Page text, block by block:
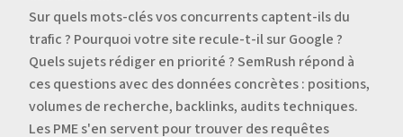
Sur quels mots-clés vos concurrents captent-ils du
trafic ? Pourquoi votre site recule-t-il sur Google ?
Quels sujets rédiger en priorité ? SemRush répond à
ces questions avec des données concrètes : positions,
volumes de recherche, backlinks, audits techniques.
Les PME s'en servent pour trouver des requêtes